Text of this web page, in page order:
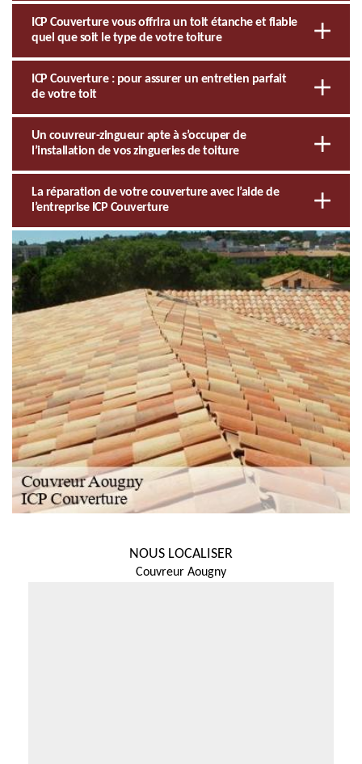
ICP Couverture vous offrira un toit étanche et fiable
quel que soit le type de votre toiture
ICP Couverture : pour assurer un entretien parfait
de votre toit
Un couvreur-zingueur apte à s’occuper de
l’installation de vos zingueries de toiture
La réparation de votre couverture avec l’aide de
l’entreprise ICP Couverture
NOUS LOCALISER
Couvreur Aougny